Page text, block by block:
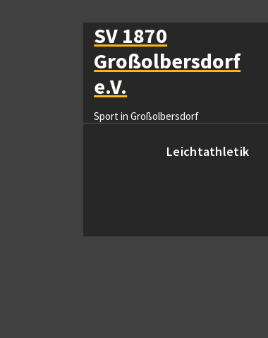
SV 1870
Großolbersdorf
e.V.
Sport in Großolbersdorf
Leichtathletik